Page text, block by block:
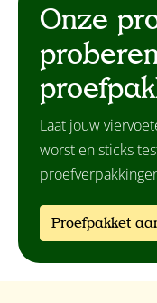
Onze
Laat jouw
worst en sticks
Proefpakket